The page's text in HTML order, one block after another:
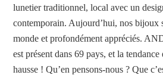
lunetier traditionnel, local avec un
contemporain. Aujourd’hui, nos bijoux
monde et profondément appréciés.
est présent dans 69 pays, et la tendance
hausse ! Qu’en pensons-nous ? Que